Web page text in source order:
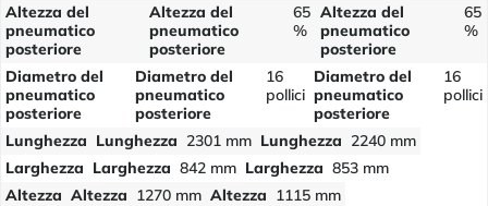
Altezza del
pneumatico
posteriore
Altezza del
pneumatico
posteriore
65
%
Altezza del
pneumatico
posteriore
65
%
Diametro del
pneumatico
posteriore
Diametro del
pneumatico
posteriore
16
pollici
Diametro del
pneumatico
posteriore
16
pollici
Lunghezza Lunghezza 2301 mm Lunghezza 2240 mm
Larghezza Larghezza 842 mm Larghezza 853 mm
Altezza Altezza 1270 mm Altezza 1115 mm